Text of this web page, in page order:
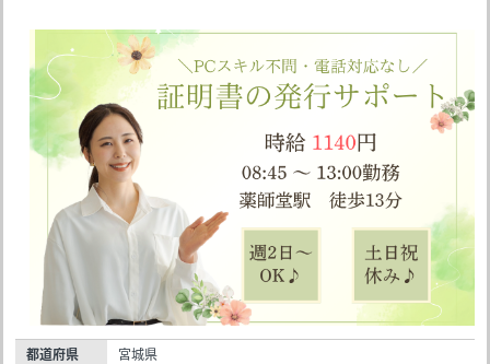
都道府県 宮城県